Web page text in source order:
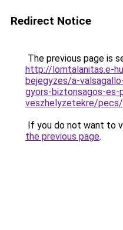
Redirect Notice
The previous page is
http://lomtalanitas.e-
bejegyzes/a-
gyors-biztonsagos-es-
veszhelyzetekre/pecs/
If you do not want to
the previous page.